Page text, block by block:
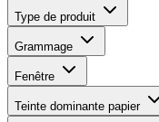
Type de produit
Grammage
Fenêtre
Teinte dominante papier